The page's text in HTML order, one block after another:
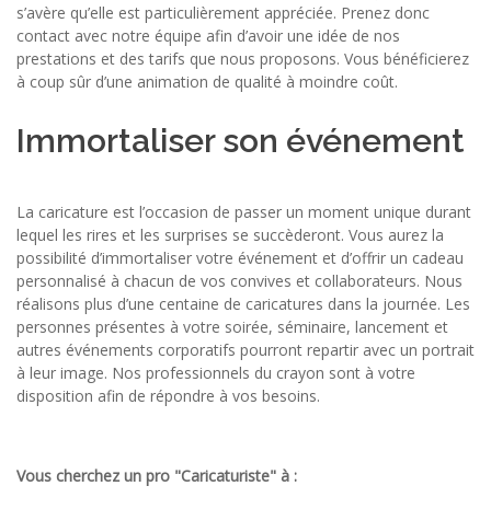
s’avère qu’elle est particulièrement appréciée. Prenez donc
contact avec notre équipe afin d’avoir une idée de nos
prestations et des tarifs que nous proposons. Vous bénéficierez
à coup sûr d’une animation de qualité à moindre coût.
Immortaliser son événement
La caricature est l’occasion de passer un moment unique durant
lequel les rires et les surprises se succèderont. Vous aurez la
possibilité d’immortaliser votre événement et d’offrir un cadeau
personnalisé à chacun de vos convives et collaborateurs. Nous
réalisons plus d’une centaine de caricatures dans la journée. Les
personnes présentes à votre soirée, séminaire, lancement et
autres événements corporatifs pourront repartir avec un portrait
à leur image. Nos professionnels du crayon sont à votre
disposition afin de répondre à vos besoins.
Vous cherchez un pro "Caricaturiste" à :